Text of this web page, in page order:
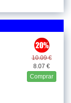
10.09 €
8.07 €
Comprar